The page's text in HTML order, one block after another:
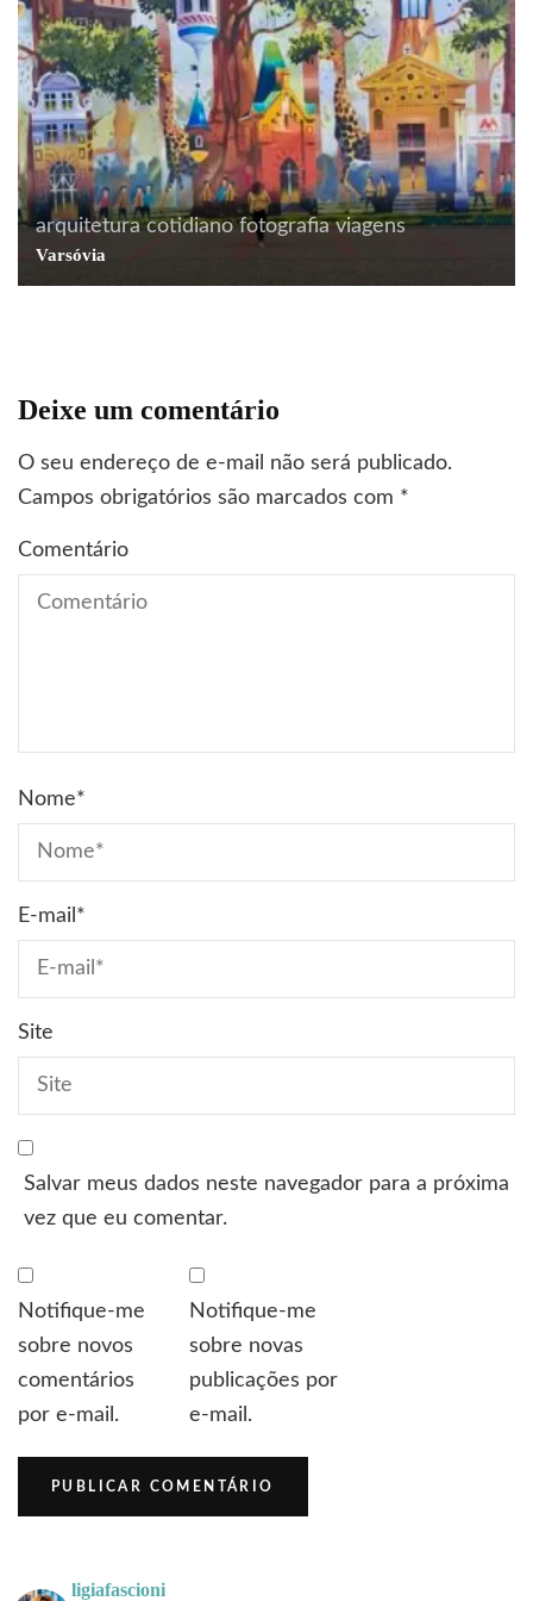
arquitetura cotidiano fotografia viagens
Varsóvia
Deixe um comentário
O seu endereço de e-mail não será publicado.
Campos obrigatórios são marcados com *
Comentário
Nome*
E-mail *
Site
Salvar meus dados neste navegador para a próxima
vez que eu comentar.
Notifique-me
sobre novos
comentários
por e-mail.
Notifique-me
sobre novas
publicações por
e-mail.
ligiafascioni